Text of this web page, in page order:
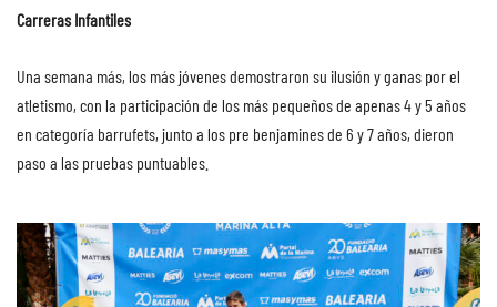
Carreras Infantiles
Una semana más, los más jóvenes demostraron su ilusión y ganas por el
atletismo, con la participación de los más pequeños de apenas 4 y 5 años
en categoría barrufets, junto a los pre benjamines de 6 y 7 años, dieron
paso a las pruebas puntuables.